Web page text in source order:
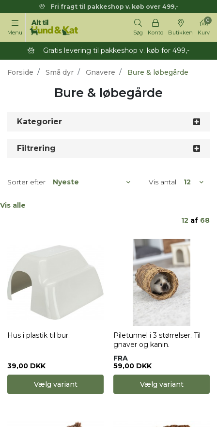
Fri fragt til pakkeshop v. køb over 499,-
Menu Søg Konto Butikken Kurv
0
Gratis levering til pakkeshop v. køb for 499,-
Forside Små dyr Gnavere Bure & løbegårde
Bure & løbegårde
Kategorier
Filtrering
Sorter efter Vis antal
Vis alle
12 af 68
Hus i plastik til bur.
39,00 DKK
Vælg variant
Piletunnel i 3 størrelser. Til
gnaver og kanin.
FRA
59,00 DKK
Vælg variant